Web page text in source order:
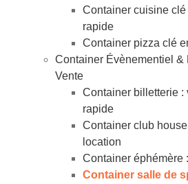
Container cuisine
rapide
Container pizza clé
Container Évènementiel &
Vente
Container billetterie :
rapide
Container club
location
Container éphémère
Container salle de